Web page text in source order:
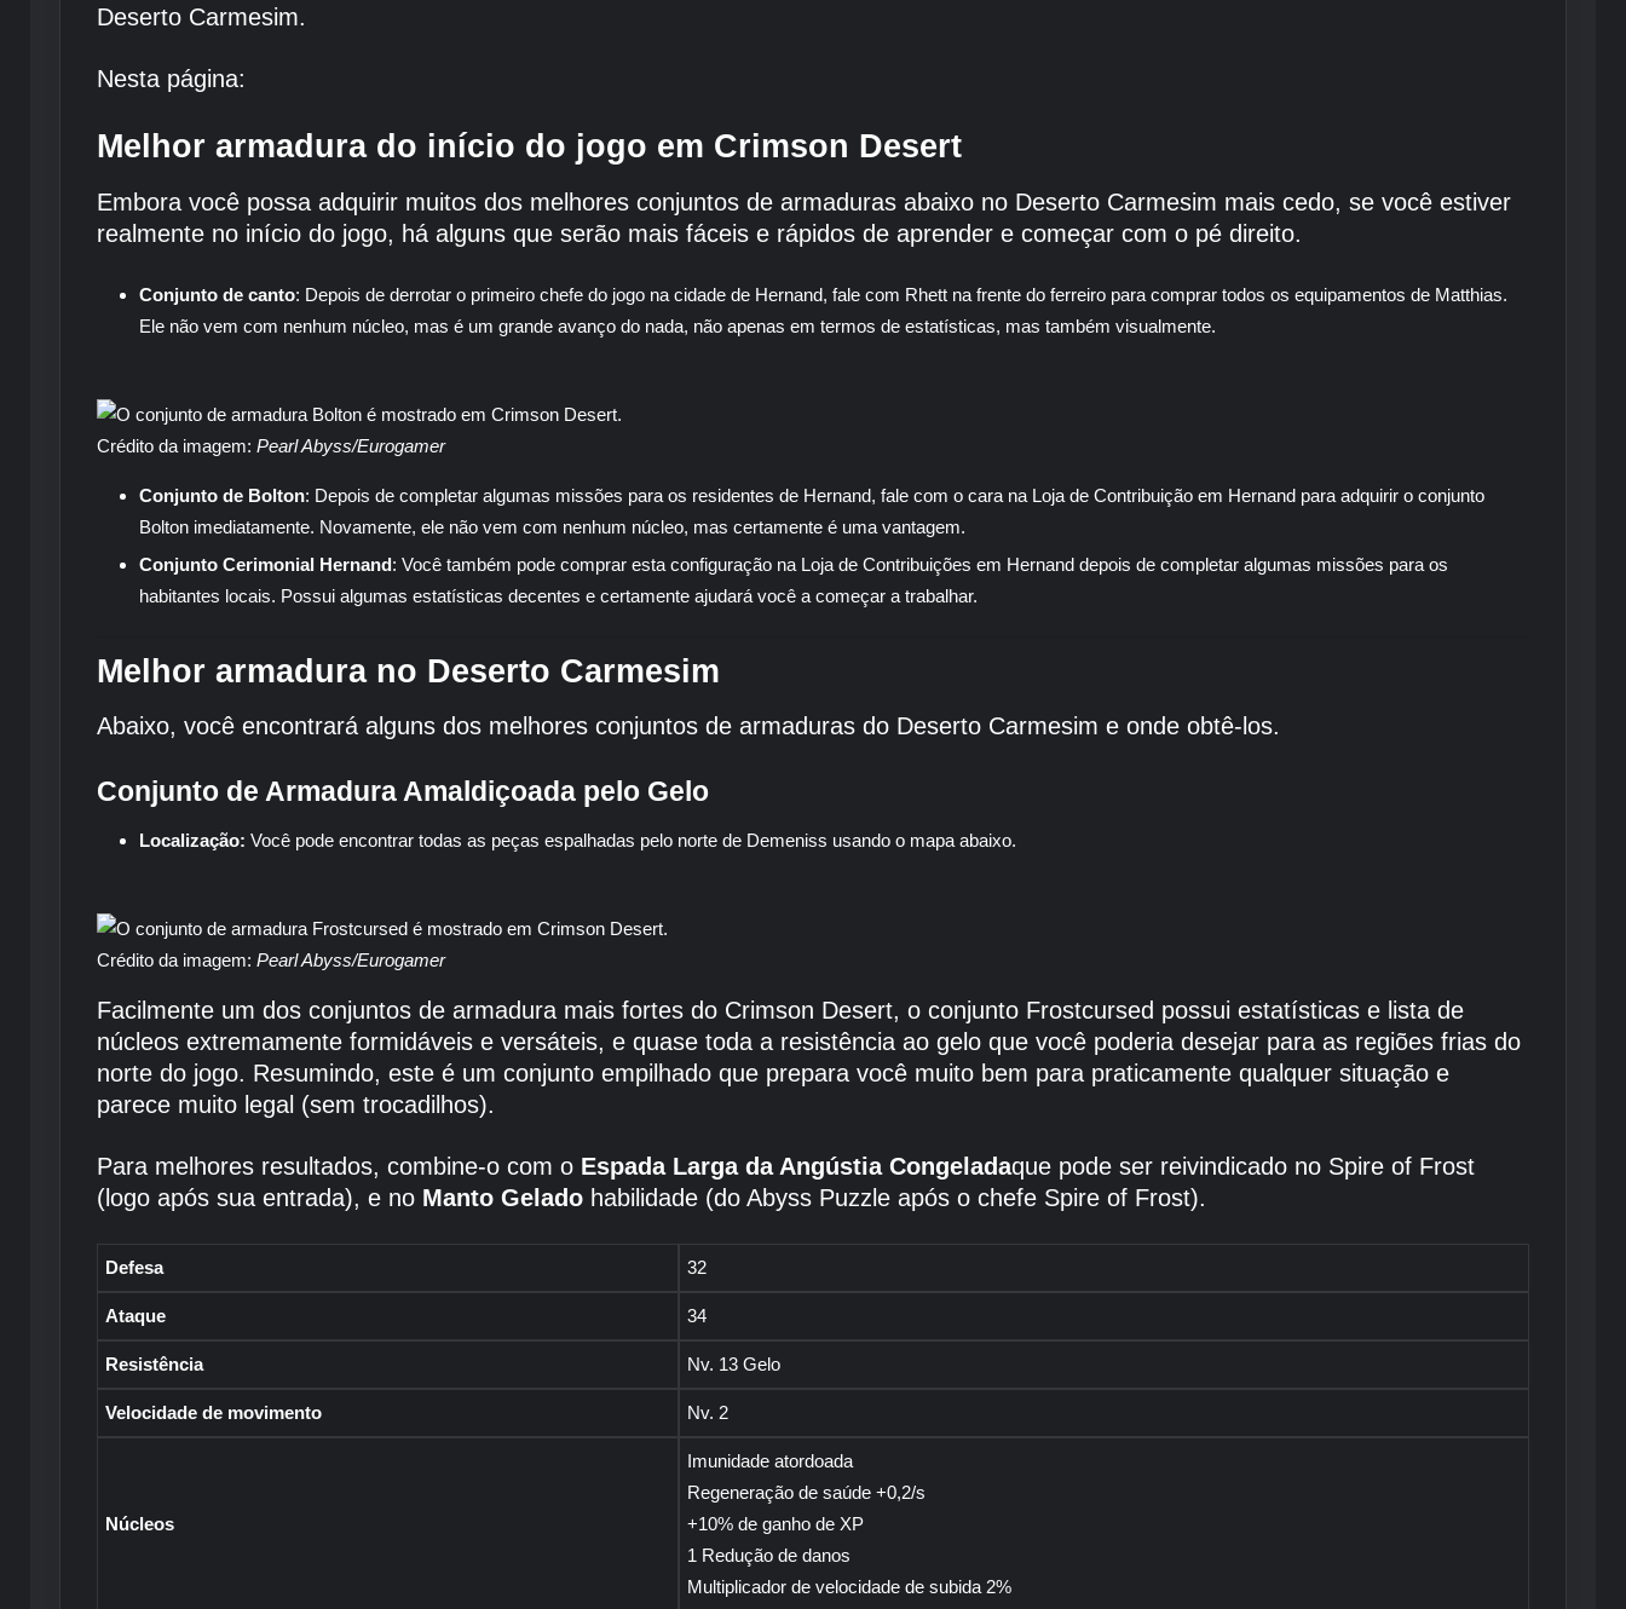
Deserto Carmesim.
Nesta página:
Melhor armadura do início do jogo em Crimson Desert
Embora você possa adquirir muitos dos melhores conjuntos de armaduras abaixo no Deserto Carmesim mais cedo, se você estiver
realmente no início do jogo, há alguns que serão mais fáceis e rápidos de aprender e começar com o pé direito.
Conjunto de canto: Depois de derrotar o primeiro chefe do jogo na cidade de Hernand, fale com Rhett na frente do ferreiro para comprar todos os equipamentos de Matthias.
Ele não vem com nenhum núcleo, mas é um grande avanço do nada, não apenas em termos de estatísticas, mas também visualmente.
Crédito da imagem: Pearl Abyss/Eurogamer
Conjunto de Bolton: Depois de completar algumas missões para os residentes de Hernand, fale com o cara na Loja de Contribuição em Hernand para adquirir o conjunto
Bolton imediatamente. Novamente, ele não vem com nenhum núcleo, mas certamente é uma vantagem.
Conjunto Cerimonial Hernand: Você também pode comprar esta configuração na Loja de Contribuições em Hernand depois de completar algumas missões para os
habitantes locais. Possui algumas estatísticas decentes e certamente ajudará você a começar a trabalhar.
Melhor armadura no Deserto Carmesim
Abaixo, você encontrará alguns dos melhores conjuntos de armaduras do Deserto Carmesim e onde obtê-los.
Conjunto de Armadura Amaldiçoada pelo Gelo
Localização: Você pode encontrar todas as peças espalhadas pelo norte de Demeniss usando o mapa abaixo.
Crédito da imagem: Pearl Abyss/Eurogamer
Facilmente um dos conjuntos de armadura mais fortes do Crimson Desert, o conjunto Frostcursed possui estatísticas e lista de
núcleos extremamente formidáveis ​​e versáteis, e quase toda a resistência ao gelo que você poderia desejar para as regiões frias do
norte do jogo. Resumindo, este é um conjunto empilhado que prepara você muito bem para praticamente qualquer situação e
parece muito legal (sem trocadilhos).
Para melhores resultados, combine-o com o Espada Larga da Angústia Congeladaque pode ser reivindicado no Spire of Frost
(logo após sua entrada), e no Manto Gelado habilidade (do Abyss Puzzle após o chefe Spire of Frost).
Defesa 32
Ataque 34
Resistência Nv. 13 Gelo
Velocidade de movimento Nv. 2
Núcleos
Imunidade atordoada
Regeneração de saúde +0,2/s
+10% de ganho de XP
1 Redução de danos
Multiplicador de velocidade de subida 2%